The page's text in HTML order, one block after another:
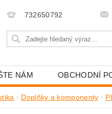
732650792
NÁM OBCHODNÍ
Doplňky a komponenty